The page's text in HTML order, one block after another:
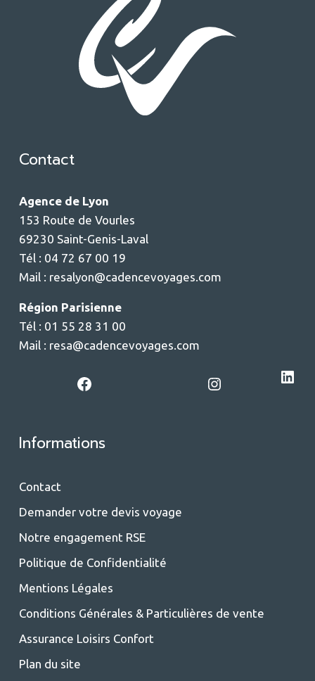
Contact
Agence de Lyon
153 Route de Vourles
69230 Saint-Genis-Laval
Tél : 04 72 67 00 19
Mail : resalyon@cadencevoyages.com
Région Parisienne
Tél : 01 55 28 31 00
Mail : resa@cadencevoyages.com
Facebook Instagram LinkedIn
Informations
Contact
Demander votre devis voyage
Notre engagement RSE
Politique de Confidentialité
Mentions Légales
Conditions Générales & Particulières de vente
Assurance Loisirs Confort
Plan du site